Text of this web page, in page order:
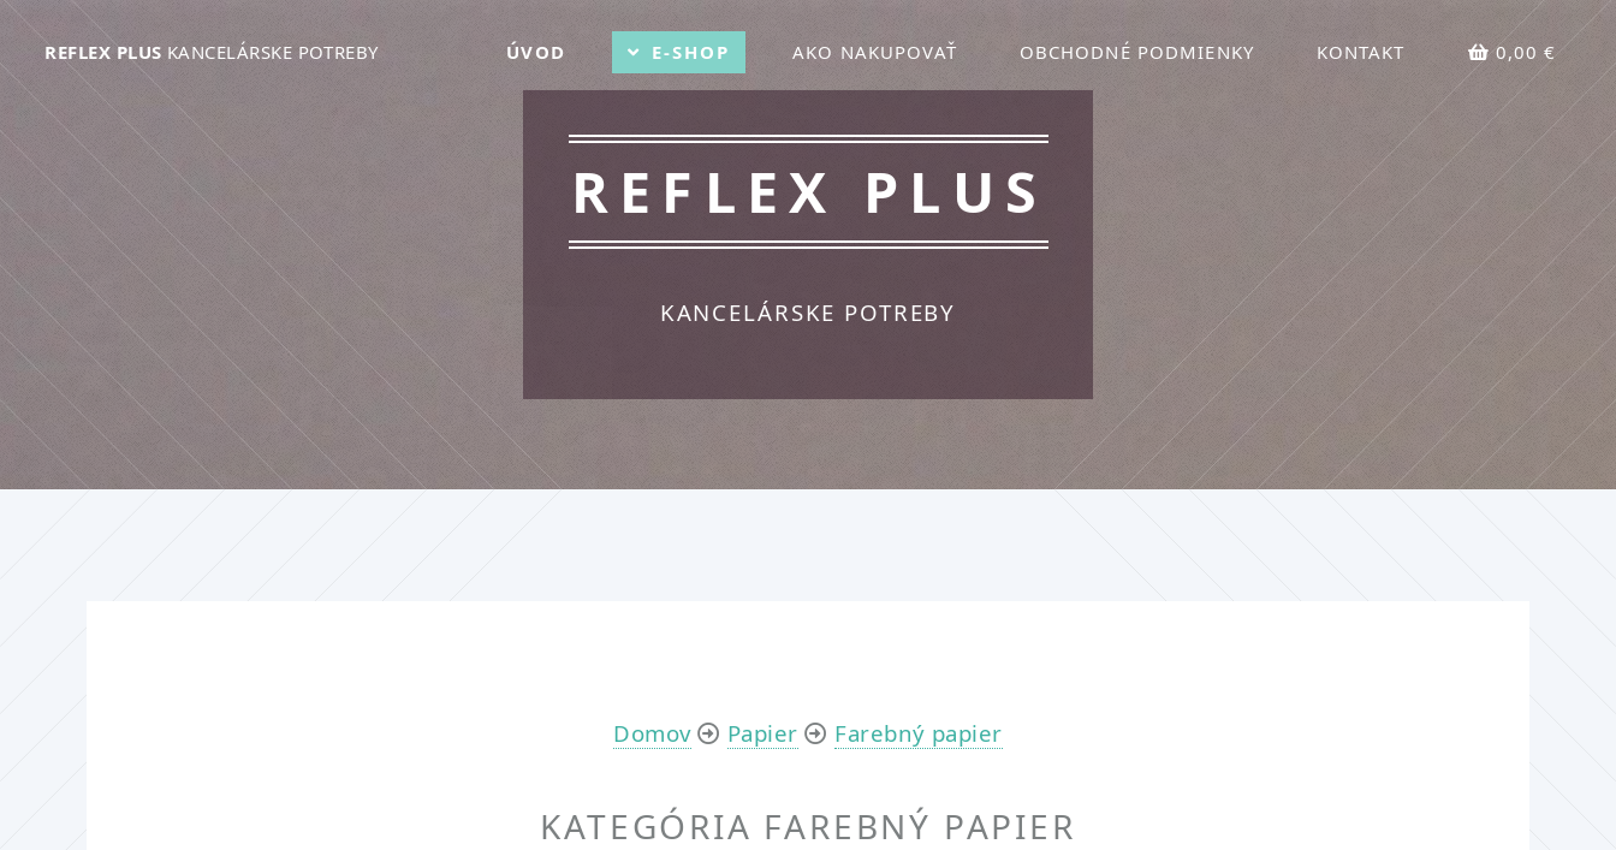
REFLEX PLUS KANCELÁRSKE POTREBY ÚVOD E-SHOP AKO NAKUPOVAŤ OBCHODNÉ PODMIENKY KONTAKT 0,00 €
REFLEX PLUS
KANCELÁRSKE POTREBY
Domov Papier Farebný papier
KATEGÓRIA FAREBNÝ PAPIER